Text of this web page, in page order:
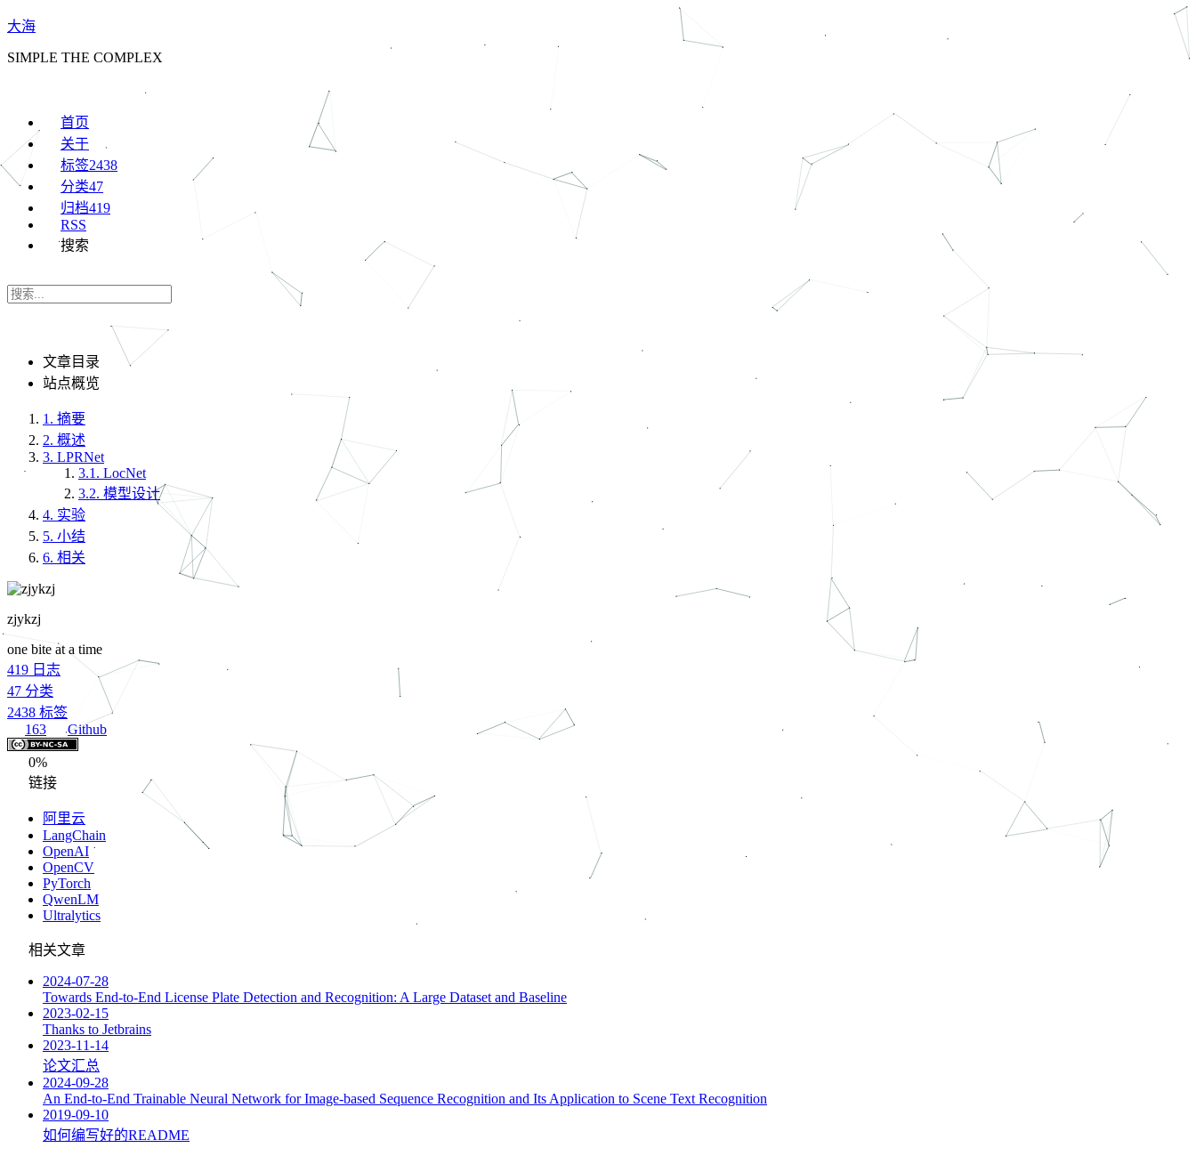
大海
SIMPLE THE COMPLEX
首页
关于
标签2438
分类47
归档419
RSS
搜索
文章目录
站点概览
1. 摘要
2. 概述
3. LPRNet
3.1. LocNet
3.2. 模型设计
4. 实验
5. 小结
6. 相关
zjykzj
one bite at a time
419 日志
47 分类
2438 标签
163
Github
0%
链接
阿里云
LangChain
OpenAI
OpenCV
PyTorch
QwenLM
Ultralytics
相关文章
2024-07-28
Towards End-to-End License Plate Detection and Recognition: A Large Dataset and Baseline
2023-02-15
Thanks to Jetbrains
2023-11-14
论文汇总
2024-09-28
An End-to-End Trainable Neural Network for Image-based Sequence Recognition and Its Application to Scene Text Recognition
2019-09-10
如何编写好的README